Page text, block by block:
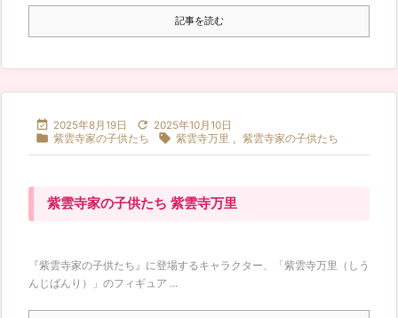
記事を読む
 2025年8月19日  2025年10月10日
 紫雲寺家の子供たち  紫雲寺万里 , 紫雲寺家の子供たち
紫雲寺家の子供たち 紫雲寺万里
『紫雲寺家の子供たち』に登場するキャラクター、「紫雲寺万里（しう
んじばんり）」のフィギュア ...